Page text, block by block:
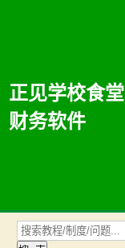
正见学校食堂
财务软件